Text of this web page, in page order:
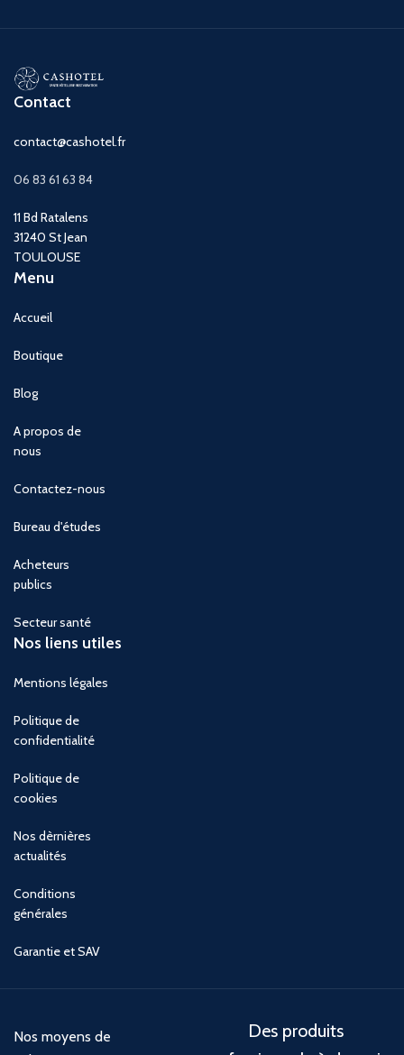
Contact
contact@cashotel.fr
06 83 61 63 84
11 Bd Ratalens
31240 St Jean
TOULOUSE
Menu
Accueil
Boutique
Blog
A propos de
nous
Contactez-nous
Bureau d'études
Acheteurs
publics
Secteur santé
Nos liens utiles
Mentions légales
Politique de
confidentialité
Politique de
cookies
Nos dèrnières
actualités
Conditions
générales
Garantie et SAV
Nos moyens de
Des produits